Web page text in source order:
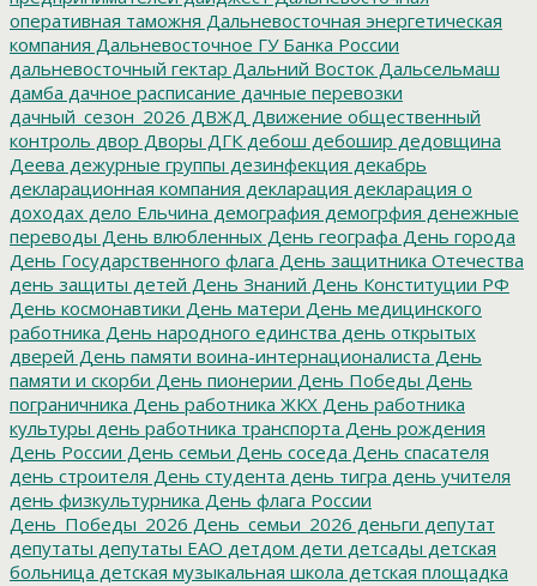
оперативная таможня Дальневосточная энергетическая
компания Дальневосточное ГУ Банка России
дальневосточный гектар Дальний Восток Дальсельмаш
дамба дачное расписание дачные перевозки
дачный_сезон_2026 ДВЖД Движение общественный
контроль двор Дворы ДГК дебош дебошир дедовщина
Деева дежурные группы дезинфекция декабрь
декларационная компания декларация декларация о
доходах дело Ельчина демография демогрфия денежные
переводы День влюбленных День географа День города
День Государственного флага День защитника Отечества
день защиты детей День Знаний День Конституции РФ
День космонавтики День матери День медицинского
работника День народного единства день открытых
дверей День памяти воина-интернационалиста День
памяти и скорби День пионерии День Победы День
пограничника День работника ЖКХ День работника
культуры день работника транспорта День рождения
День России День семьи День соседа День спасателя
день строителя День студента день тигра день учителя
день физкультурника День флага России
День_Победы_2026 День_семьи_2026 деньги депутат
депутаты депутаты ЕАО детдом дети детсады детская
больница детская музыкальная школа детская площадка